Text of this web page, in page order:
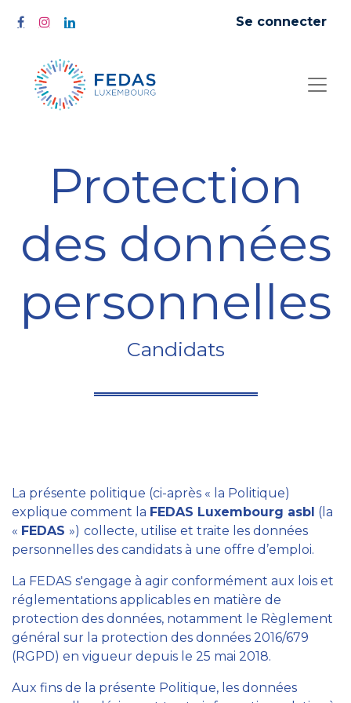
Se connecter
Protection
des données
personnelles
Candidats
La présente politique (ci-après « la Politique)
explique comment la FEDAS Luxembourg asbl (la
« FEDAS ») collecte, utilise et traite les données
personnelles des candidats à une offre d’emploi.
La FEDAS s'engage à agir conformément aux lois et
réglementations applicables en matière de
protection des données, notamment le Règlement
général sur la protection des données 2016/679
(RGPD) en vigueur depuis le 25 mai 2018.
Aux fins de la présente Politique, les données